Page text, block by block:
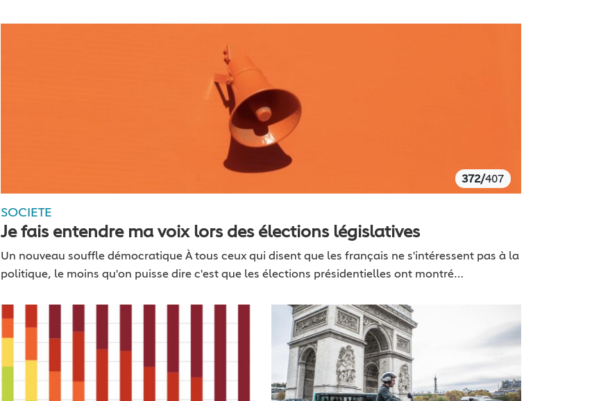
372/407
SOCIETE
Je fais entendre ma voix lors des élections législatives
Un nouveau souffle démocratique À tous ceux qui disent que les français ne s'intéressent pas à la
politique, le moins qu'on puisse dire c'est que les élections présidentielles ont montré…